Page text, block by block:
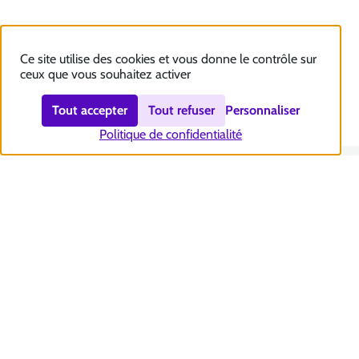
Ce site utilise des cookies et vous donne le contrôle sur
ceux que vous souhaitez activer
Tout accepter Tout refuser
Personnaliser
Politique de confidentialité